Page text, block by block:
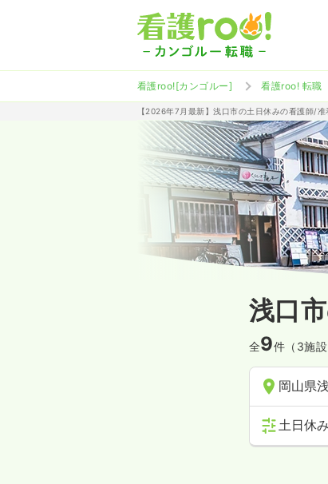
看護roo![カンゴルー] 看護roo! 転職
【2026年7月最新】浅口市の土日休みの看護師/
浅口
全9件（3施設
岡山県
土日休み